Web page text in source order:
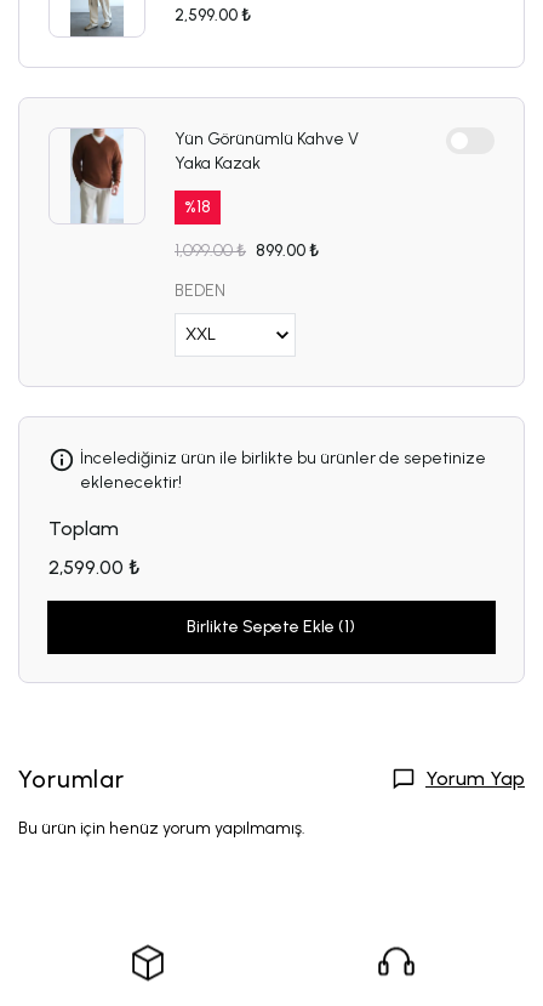
2,599.00 ₺
Yün Görünümlü Kahve V
Yaka Kazak
%18
1,099.00 ₺ 899.00 ₺
BEDEN
İncelediğiniz ürün ile birlikte bu ürünler de sepetinize
eklenecektir!
Toplam
2,599.00 ₺
Birlikte Sepete Ekle (1)
Yorumlar Yorum Yap
Bu ürün için henüz yorum yapılmamış.